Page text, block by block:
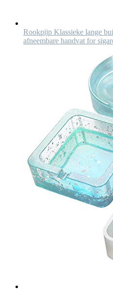
Rookpijp Klassieke lange
afneembare handvat for